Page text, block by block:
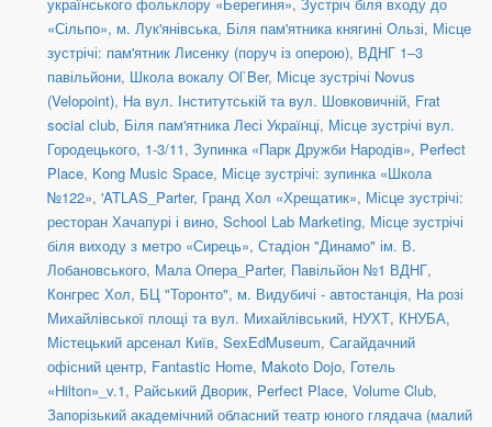
«Сільпо», м. Лук'янівська, Біля пам'ятника княгині Ользі, Місце
зустрічі: пам'ятник Лисенку (поруч із оперою), ВДНГ 1–3
павільйони, Школа вокалу Ol`Ber, Місце зустрічі Novus
(Velopoint), На вул. Інститутській та вул. Шовковичній, Frat
social сlub, Біля пам'ятника Лесі Українці, Місце зустрічі вул.
Городецького, 1-3/11, Зупинка «Парк Дружби Народів», Perfect
Place, Kong Music Space, Місце зустрічі: зупинка «Школа
№122», 'ATLAS_Parter, Гранд Хол «Хрещатик», Місце зустрічі:
ресторан Хачапурі і вино, School Lab Marketing, Місце зустрічі
біля виходу з метро «Сирець», Стадіон "Динамо" ім. В.
Лобановського, Мала Опера_Parter, Павільйон №1 ВДНГ,
Конгрес Хол, БЦ "Торонто", м. Видубичі - автостанція, На розі
Михайлівської площі та вул. Михайлівський, НУХТ, КНУБА,
Містецький арсенал Київ, SexEdMuseum, Сагайдачний
офісний центр, Fantastic Home, Makoto Dojo, Готель
«Hilton»_v.1, Райський Дворик, Perfect Place, Volume Club,
Запорізький академічний обласний театр юного глядача (малий